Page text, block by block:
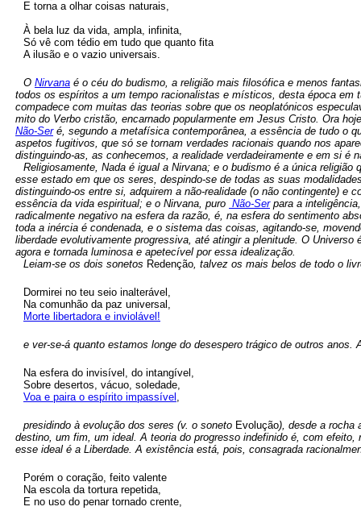
E torna a olhar coisas naturais,
À bela luz da vida, ampla, infinita,
Só vê com tédio em tudo que quanto fita
A ilusão e o vazio universais.
O Nirvana é o céu do budismo, a religião mais filosófica e menos
todos os espíritos a um tempo racionalistas e místicos, desta época em
compadece com muitas das teorias sobre que os neoplatónicos
mito do Verbo cristão, encarnado popularmente em Jesus Cristo. Ora
Não-Seré, segundo a metafísica contemporânea, a essência de tudo o
aspetos fugitivos, que só se tornam verdades racionais quando nos
distinguindo-as, as conhecemos, a realidade verdadeiramente e em si é
Religiosamente, Nada é igual a Nirvana; e o budismo é a única
esse estado em que os seres, despindo-se de todas as suas
distinguindo-os entre si, adquirem a não-realidade (o não contingente) e
essência da vida espiritual; e o Nirvana, puro Não-Serpara a
radicalmente negativo na esfera da razão, é, na esfera do sentimento
toda a inércia é condenada, e o sistema das coisas, agitando-se,
liberdade evolutivamente progressiva, até atingir a plenitude. O
agora e tornada luminosa e apetecível por essa idealização.
Leiam-se os dois sonetos Redenção, talvez os mais belos de todo o
Dormirei no teu seio inalterável,
Na comunhão da paz universal,
Morte libertadora e inviolável!
e ver-se-á quanto estamos longe do desespero trágico de outros anos.
Na esfera do invisível, do intangível,
Sobre desertos, vácuo, soledade,
Voa e paira o espírito impassível ,
presidindo à evolução dos seres (v. o soneto Evolução), desde a rocha
destino, um fim, um ideal. A teoria do progresso indefinido é, com
esse ideal é a Liberdade. A existência está, pois, consagrada
Porém o coração, feito valente
Na escola da tortura repetida,
E no uso do penar tornado crente,